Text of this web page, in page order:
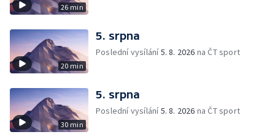
26 min
20 min
5. srpna
Poslední vysílání5. 8. 2026 na ČT sport
30 min
5. srpna
Poslední vysílání5. 8. 2026 na ČT sport